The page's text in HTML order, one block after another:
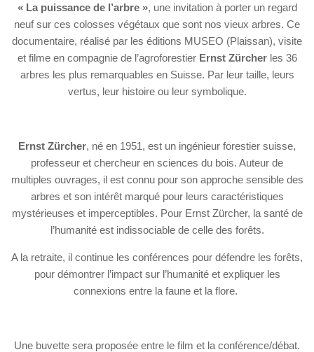
« La puissance de l’arbre », une invitation à porter un regard
neuf sur ces colosses végétaux que sont nos vieux arbres. Ce
documentaire, réalisé par les éditions MUSEO (Plaissan), visite
et filme en compagnie de l’agroforestier Ernst Zürcher les 36
arbres les plus remarquables en Suisse. Par leur taille, leurs
vertus, leur histoire ou leur symbolique.
Ernst Zürcher, né en 1951, est un ingénieur forestier suisse,
professeur et chercheur en sciences du bois. Auteur de
multiples ouvrages, il est connu pour son approche sensible des
arbres et son intérêt marqué pour leurs caractéristiques
mystérieuses et imperceptibles. Pour Ernst Zürcher, la santé de
l’humanité est indissociable de celle des forêts.
A la retraite, il continue les conférences pour défendre les forêts,
pour démontrer l’impact sur l’humanité et expliquer les
connexions entre la faune et la flore.
Une buvette sera proposée entre le film et la conférence/débat.